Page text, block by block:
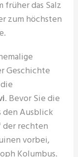
früher das Salz
zum höchsten
Geschichte
. Bevor Sie die
Ausblick
rechten
vorbei,